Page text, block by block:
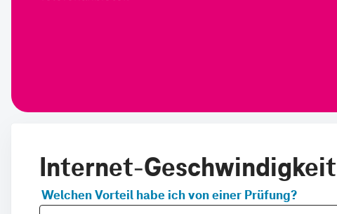
Internet-
Welchen Vorteil habe ich von einer Prüfung?